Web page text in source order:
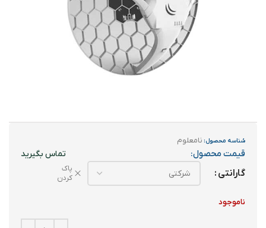
شناسه محصول: نامعلوم
قیمت محصول:
گارانتی
پاک
کردن
ناموجود